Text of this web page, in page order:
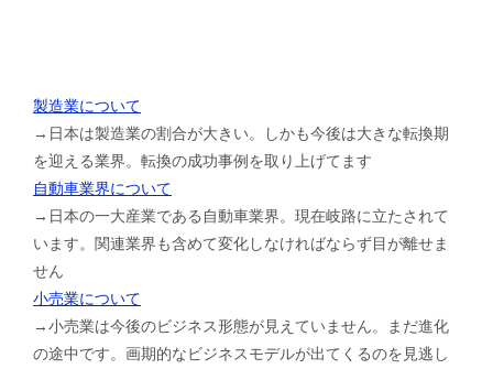
製造業について
→日本は製造業の割合が大きい。しかも今後は大きな転換期
を迎える業界。転換の成功事例を取り上げてます
自動車業界について
→日本の一大産業である自動車業界。現在岐路に立たされて
います。関連業界も含めて変化しなければならず目が離せま
せん
小売業について
→小売業は今後のビジネス形態が見えていません。まだ進化
の途中です。画期的なビジネスモデルが出てくるのを見逃し